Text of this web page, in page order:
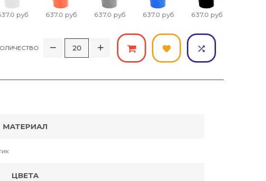
руб 637.0 руб 637.0 руб 637.0 руб 637.0 руб
МАТЕРИАЛ
ЦВЕТА